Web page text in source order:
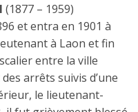
(1877 – 1959)
et entra en 1901 à
à Laon et fin
entre la ville
arrêts suivis d’une
le lieutenant-